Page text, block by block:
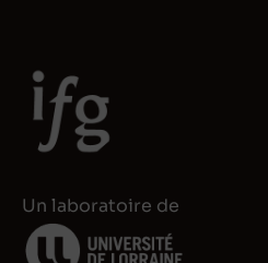
Un laboratoire de